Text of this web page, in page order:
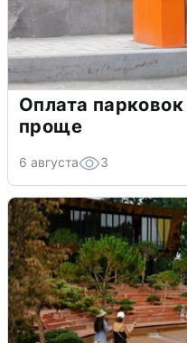
Оплата
проще
6 августа 3